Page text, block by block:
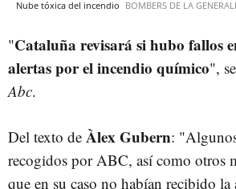
Nube tóxica del incendio BOMBERS DE LA
"Cataluña revisará si hubo fallos
alertas por el incendio químico",
Abc.
Del texto de Àlex Gubern:
recogidos por ABC, así como otros
que en su caso no habían recibido la